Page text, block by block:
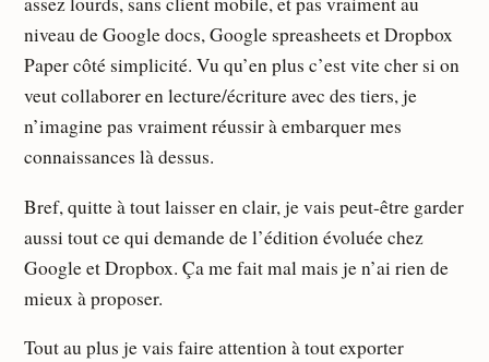
niveau de Google docs, Google spreasheets et Dropbox
Paper côté simplicité. Vu qu’en plus c’est vite cher si on
veut collaborer en lecture/écriture avec des tiers, je
n’imagine pas vraiment réussir à embarquer mes
connaissances là dessus.
Bref, quitte à tout laisser en clair, je vais peut-être garder
aussi tout ce qui demande de l’édition évoluée chez
Google et Dropbox. Ça me fait mal mais je n’ai rien de
mieux à proposer.
Tout au plus je vais faire attention à tout exporter